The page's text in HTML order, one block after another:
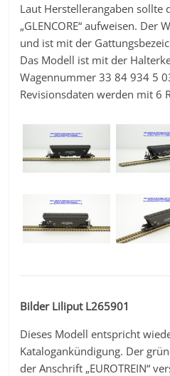
Laut Herstellerangaben sollte
„GLENCORE“ aufweisen. Der
und ist mit der
Das Modell ist mit der
Wagennummer 33 84 934 5
Revisionsdaten werden mit 6
Bilder Liliput L265901
Dieses Modell entspricht
Katalogankündigung. Der
der Anschrift „EUROTREIN“